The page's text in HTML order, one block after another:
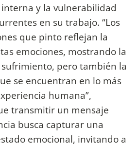
y la vulnerabilidad
en su trabajo. “Los
que pinto reflejan la
emociones, mostrando la
pero también la
se encuentran en lo más
humana”,
transmitir un mensaje
busca capturar una
emocional, invitando a